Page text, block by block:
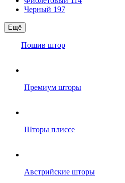
Черный 197
Ещё
Пошив штор
Премиум шторы
Шторы плиссе
Австрийские шторы